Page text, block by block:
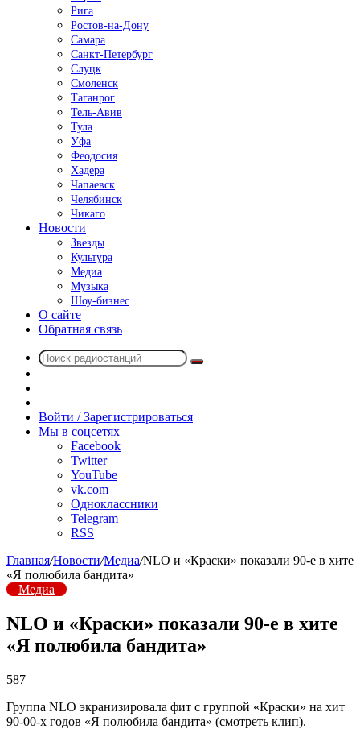
Рига
Ростов-на-Дону
Самара
Санкт-Петербург
Слуцк
Смоленск
Таганрог
Тель-Авив
Тула
Уфа
Феодосия
Хадера
Чапаевск
Челябинск
Чикаго
Новости
Звезды
Культура
Медиа
Музыка
Шоу-бизнес
О сайте
Обратная связь
Поиск
радио
Войти / Зарегистрироваться
Мы в соцсетях
Facebook
Twitter
YouTube
vk.com
Одноклассники
Telegram
RSS
Главная/Новости/Медиа/NLO и «Краски» показали 90-е в хите
«Я полюбила бандита»
Медиа
NLO и «Краски» показали 90-е в хите
«Я полюбила бандита»
587
Группа NLO экранизировала фит с группой «Краски» на хит
90-00-х годов «Я полюбила бандита» (смотреть клип).